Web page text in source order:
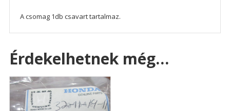
A csomag 1db csavart tartalmaz.
Érdekelhetnek még…